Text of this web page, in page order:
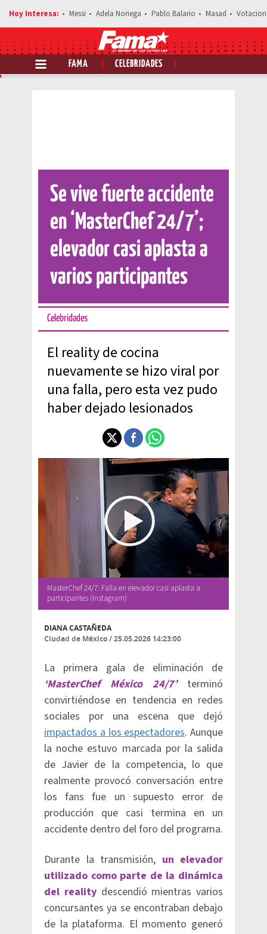
Messi Adela Noriega Pablo Balario Masad
FAMA CELEBRIDADES
Comparte esta noticia
Se vive fuerte accidente
en ‘MasterChef 24/7’;
elevador casi aplasta a
varios participantes
Celebridades
El reality de cocina
nuevamente se hizo viral por
una falla, pero esta vez pudo
haber dejado lesionados
MasterChef 24/7: Falla en elevador casi aplasta a
participantes (Instagram)
DIANA CASTAÑEDA
Ciudad de México/25.05.2026 14:23:00
La primera gala de eliminación de
‘MasterChef México 24/7’terminó
convirtiéndose en tendencia en redes
sociales por una escena que dejó
impactados a los espectadores. Aunque
la noche estuvo marcada por la salida
de Javier de la competencia, lo que
realmente provocó conversación entre
los fans fue un supuesto error de
producción que casi termina en un
accidente dentro del foro del programa.
Durante la transmisión, un elevador
utilizado como parte de la dinámica
del reality descendió mientras varios
concursantes ya se encontraban debajo
de la plataforma. El momento generó